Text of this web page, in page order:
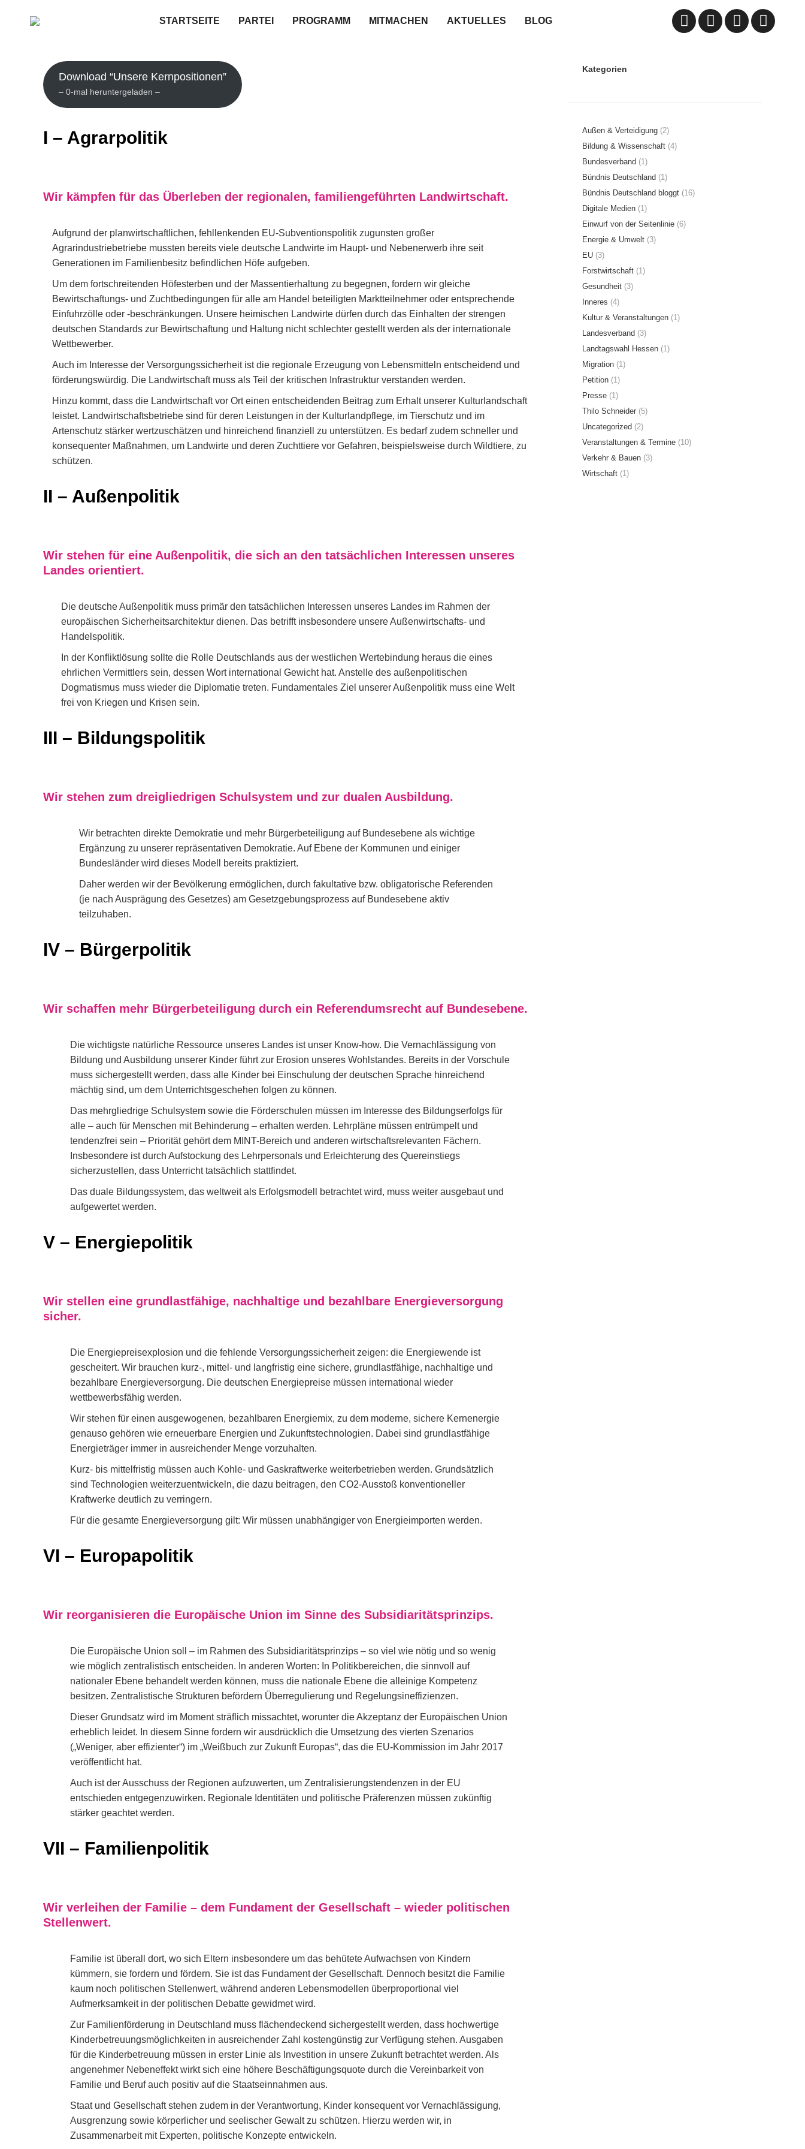
STARTSEITE PARTEI PROGRAMM MITMACHEN AKTUELLES
BLOG
FacebookInstagramYouTubeTwitter
Download “Unsere Kernpositionen”
– 0-mal heruntergeladen –
I – Agrarpolitik
Wir kämpfen für das Überleben der regionalen, familiengeführten Landwirtschaft.
Aufgrund der planwirtschaftlichen, fehllenkenden EU-Subventionspolitik zugunsten großer
Agrarindustriebetriebe mussten bereits viele deutsche Landwirte im Haupt- und Nebenerwerb ihre seit
Generationen im Familienbesitz befindlichen Höfe aufgeben.
Um dem fortschreitenden Höfesterben und der Massentierhaltung zu begegnen, fordern wir gleiche
Bewirtschaftungs- und Zuchtbedingungen für alle am Handel beteiligten Marktteilnehmer oder entsprechende
Einfuhrzölle oder -beschränkungen. Unsere heimischen Landwirte dürfen durch das Einhalten der strengen
deutschen Standards zur Bewirtschaftung und Haltung nicht schlechter gestellt werden als der internationale
Wettbewerber.
Auch im Interesse der Versorgungssicherheit ist die regionale Erzeugung von Lebensmitteln entscheidend und
förderungswürdig. Die Landwirtschaft muss als Teil der kritischen Infrastruktur verstanden werden.
Hinzu kommt, dass die Landwirtschaft vor Ort einen entscheidenden Beitrag zum Erhalt unserer Kulturlandschaft
leistet. Landwirtschaftsbetriebe sind für deren Leistungen in der Kulturlandpflege, im Tierschutz und im
Artenschutz stärker wertzuschätzen und hinreichend finanziell zu unterstützen. Es bedarf zudem schneller und
konsequenter Maßnahmen, um Landwirte und deren Zuchttiere vor Gefahren, beispielsweise durch Wildtiere, zu
schützen.
II – Außenpolitik
Wir stehen für eine Außenpolitik, die sich an den tatsächlichen Interessen unseres
Landes orientiert.
Die deutsche Außenpolitik muss primär den tatsächlichen Interessen unseres Landes im Rahmen der
europäischen Sicherheitsarchitektur dienen. Das betrifft insbesondere unsere Außenwirtschafts- und
Handelspolitik.
In der Konfliktlösung sollte die Rolle Deutschlands aus der westlichen Wertebindung heraus die eines
ehrlichen Vermittlers sein, dessen Wort international Gewicht hat. Anstelle des außenpolitischen
Dogmatismus muss wieder die Diplomatie treten. Fundamentales Ziel unserer Außenpolitik muss eine Welt
frei von Kriegen und Krisen sein.
III – Bildungspolitik
Wir stehen zum dreigliedrigen Schulsystem und zur dualen Ausbildung.
Wir betrachten direkte Demokratie und mehr Bürgerbeteiligung auf Bundesebene als wichtige
Ergänzung zu unserer repräsentativen Demokratie. Auf Ebene der Kommunen und einiger
Bundesländer wird dieses Modell bereits praktiziert.
Daher werden wir der Bevölkerung ermöglichen, durch fakultative bzw. obligatorische Referenden
(je nach Ausprägung des Gesetzes) am Gesetzgebungsprozess auf Bundesebene aktiv
teilzuhaben.
IV – Bürgerpolitik
Wir schaffen mehr Bürgerbeteiligung durch ein Referendumsrecht auf Bundesebene.
Die wichtigste natürliche Ressource unseres Landes ist unser Know-how. Die Vernachlässigung von
Bildung und Ausbildung unserer Kinder führt zur Erosion unseres Wohlstandes. Bereits in der Vorschule
muss sichergestellt werden, dass alle Kinder bei Einschulung der deutschen Sprache hinreichend
mächtig sind, um dem Unterrichtsgeschehen folgen zu können.
Das mehrgliedrige Schulsystem sowie die Förderschulen müssen im Interesse des Bildungserfolgs für
alle – auch für Menschen mit Behinderung – erhalten werden. Lehrpläne müssen entrümpelt und
tendenzfrei sein – Priorität gehört dem MINT-Bereich und anderen wirtschaftsrelevanten Fächern.
Insbesondere ist durch Aufstockung des Lehrpersonals und Erleichterung des Quereinstiegs
sicherzustellen, dass Unterricht tatsächlich stattfindet.
Das duale Bildungssystem, das weltweit als Erfolgsmodell betrachtet wird, muss weiter ausgebaut und
aufgewertet werden.
V – Energiepolitik
Wir stellen eine grundlastfähige, nachhaltige und bezahlbare Energieversorgung
sicher.
Die Energiepreisexplosion und die fehlende Versorgungssicherheit zeigen: die Energiewende ist
gescheitert. Wir brauchen kurz-, mittel- und langfristig eine sichere, grundlastfähige, nachhaltige und
bezahlbare Energieversorgung. Die deutschen Energiepreise müssen international wieder
wettbewerbsfähig werden.
Wir stehen für einen ausgewogenen, bezahlbaren Energiemix, zu dem moderne, sichere Kernenergie
genauso gehören wie erneuerbare Energien und Zukunftstechnologien. Dabei sind grundlastfähige
Energieträger immer in ausreichender Menge vorzuhalten.
Kurz- bis mittelfristig müssen auch Kohle- und Gaskraftwerke weiterbetrieben werden. Grundsätzlich
sind Technologien weiterzuentwickeln, die dazu beitragen, den CO2-Ausstoß konventioneller
Kraftwerke deutlich zu verringern.
Für die gesamte Energieversorgung gilt: Wir müssen unabhängiger von Energieimporten werden.
VI – Europapolitik
Wir reorganisieren die Europäische Union im Sinne des Subsidiaritätsprinzips.
Die Europäische Union soll – im Rahmen des Subsidiaritätsprinzips – so viel wie nötig und so wenig
wie möglich zentralistisch entscheiden. In anderen Worten: In Politikbereichen, die sinnvoll auf
nationaler Ebene behandelt werden können, muss die nationale Ebene die alleinige Kompetenz
besitzen. Zentralistische Strukturen befördern Überregulierung und Regelungsineffizienzen.
Dieser Grundsatz wird im Moment sträflich missachtet, worunter die Akzeptanz der Europäischen Union
erheblich leidet. In diesem Sinne fordern wir ausdrücklich die Umsetzung des vierten Szenarios
(„Weniger, aber effizienter“) im „Weißbuch zur Zukunft Europas“, das die EU-Kommission im Jahr 2017
veröffentlicht hat.
Auch ist der Ausschuss der Regionen aufzuwerten, um Zentralisierungstendenzen in der EU
entschieden entgegenzuwirken. Regionale Identitäten und politische Präferenzen müssen zukünftig
stärker geachtet werden.
VII – Familienpolitik
Wir verleihen der Familie – dem Fundament der Gesellschaft – wieder politischen
Stellenwert.
Familie ist überall dort, wo sich Eltern insbesondere um das behütete Aufwachsen von Kindern
kümmern, sie fordern und fördern. Sie ist das Fundament der Gesellschaft. Dennoch besitzt die Familie
kaum noch politischen Stellenwert, während anderen Lebensmodellen überproportional viel
Aufmerksamkeit in der politischen Debatte gewidmet wird.
Zur Familienförderung in Deutschland muss flächendeckend sichergestellt werden, dass hochwertige
Kinderbetreuungsmöglichkeiten in ausreichender Zahl kostengünstig zur Verfügung stehen. Ausgaben
für die Kinderbetreuung müssen in erster Linie als Investition in unsere Zukunft betrachtet werden. Als
angenehmer Nebeneffekt wirkt sich eine höhere Beschäftigungsquote durch die Vereinbarkeit von
Familie und Beruf auch positiv auf die Staatseinnahmen aus.
Staat und Gesellschaft stehen zudem in der Verantwortung, Kinder konsequent vor Vernachlässigung,
Ausgrenzung sowie körperlicher und seelischer Gewalt zu schützen. Hierzu werden wir, in
Zusammenarbeit mit Experten, politische Konzepte entwickeln.
Kategorien
Außen & Verteidigung (2)
Bildung & Wissenschaft (4)
Bundesverband (1)
Bündnis Deutschland (1)
Bündnis Deutschland bloggt (16)
Digitale Medien (1)
Einwurf von der Seitenlinie (6)
Energie & Umwelt (3)
EU (3)
Forstwirtschaft (1)
Gesundheit (3)
Inneres (4)
Kultur & Veranstaltungen (1)
Landesverband (3)
Landtagswahl Hessen (1)
Migration (1)
Petition (1)
Presse (1)
Thilo Schneider (5)
Uncategorized (2)
Veranstaltungen & Termine (10)
Verkehr & Bauen (3)
Wirtschaft (1)